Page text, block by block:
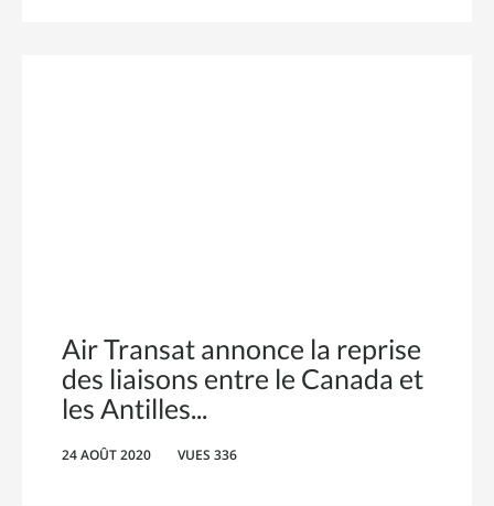
Air Transat annonce la reprise
des liaisons entre le Canada et
les Antilles
24 AOÛT 2020 VUES 336